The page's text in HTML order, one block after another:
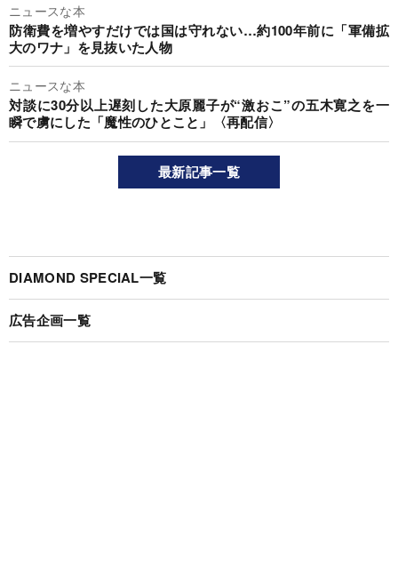
ニュースな本
防衛費を増やすだけでは国は守れない…約100年前に「軍備拡
大のワナ」を見抜いた人物
ニュースな本
対談に30分以上遅刻した大原麗子が“激おこ”の五木寛之を一
瞬で虜にした「魔性のひとこと」〈再配信〉
最新記事一覧
DIAMOND SPECIAL一覧
広告企画一覧